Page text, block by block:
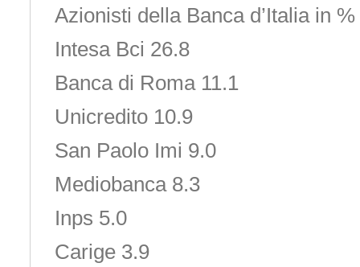
Azionisti della Banca d’Italia in %
Intesa Bci 26.8
Banca di Roma 11.1
Unicredito 10.9
San Paolo Imi 9.0
Mediobanca 8.3
Inps 5.0
Carige 3.9